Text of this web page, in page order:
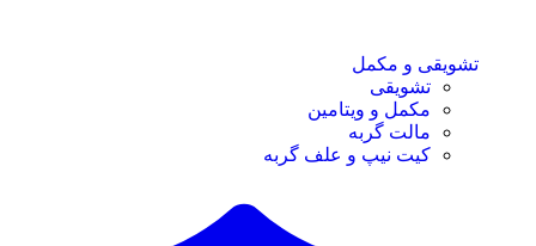
تشویقی و مکمل
تشویقی
مکمل و ویتامین
مالت گربه
کیت نیپ و علف گربه